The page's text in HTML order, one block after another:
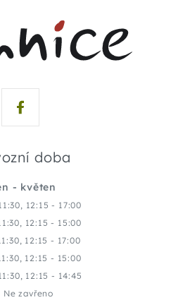
doba
- květen
12:15 - 17:00
12:15 - 15:00
12:15 - 17:00
12:15 - 15:00
12:15 - 14:45
Ne zavřeno